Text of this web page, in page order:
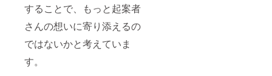
することで、もっと起案者
さんの想いに寄り添えるの
ではないかと考えていま
す。